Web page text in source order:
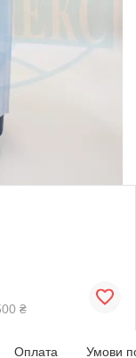
₴
Оплата Умови